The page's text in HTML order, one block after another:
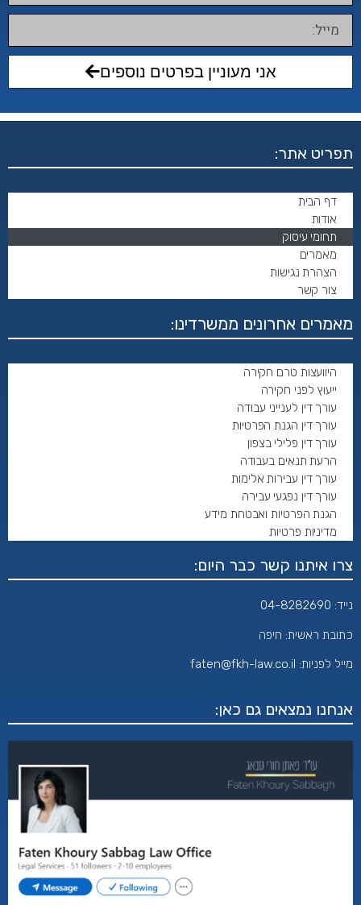
אני מעוניין בפרטים נוספים
תפריט אתר:
דף הבית
אודות
תחומי עיסוק
מאמרים
הצהרת נגישות
צור קשר
מאמרים אחרונים ממשרדינו:
היוועצות טרם חקירה
ייעוץ לפני חקירה
עורך דין לענייני עבודה
עורך דין הגנת הפרטיות
עורך דין פלילי בצפון
הרעת תנאים בעבודה
עורך דין עבירות אלימות
עורך דין נפגעי עבירה
הגנת הפרטיות ואבטחת מידע
מדיניות פרטיות
צרו איתנו קשר כבר היום:
נייד: 04-8282690
כתובת ראשית: חיפה
מייל לפניות: faten@fkh-law.co.il
אנחנו נמצאים גם כאן: